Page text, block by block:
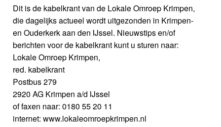
Dit is de kabelkrant van de Lokale Omroep Krimpen,
die dagelijks actueel wordt uitgezonden in Krimpen-
en Ouderkerk aan den IJssel. Nieuwstips en/of
berichten voor de kabelkrant kunt u sturen naar:
Lokale Omroep Krimpen,
red. kabelkrant
Postbus 279
2920 AG Krimpen a/d IJssel
of faxen naar: 0180 55 20 11
internet: www.lokaleomroepkrimpen.nl